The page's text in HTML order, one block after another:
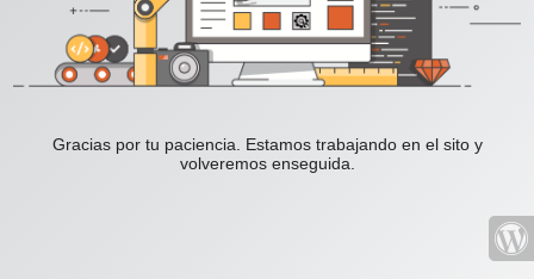
Gracias por tu paciencia. Estamos trabajando en el sito y
volveremos enseguida.